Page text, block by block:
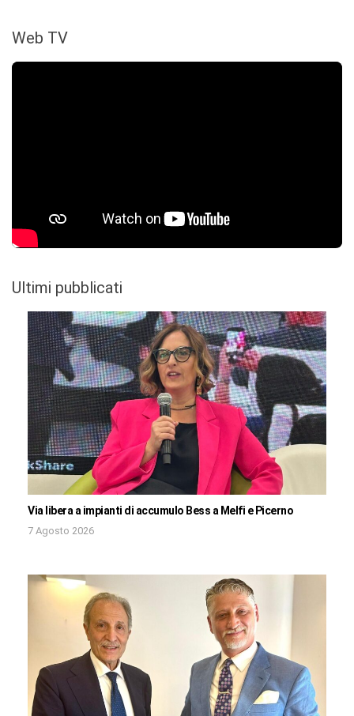
Web TV
Ultimi pubblicati
Via libera a impianti di accumulo Bess a Melfi e Picerno
7 Agosto 2026